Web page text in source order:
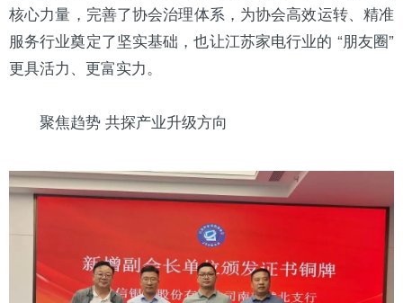
核心力量，完善了协会治理体系，为协会高效运转、精准
服务行业奠定了坚实基础，也让江苏家电行业的 “朋友圈”
更具活力、更富实力。
聚焦趋势 共探产业升级方向